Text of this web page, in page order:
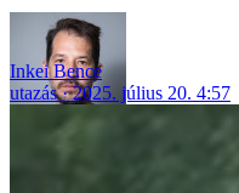
Inkei Bence
utazás
2025. július 20. 4:57